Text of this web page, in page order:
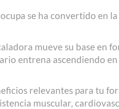
se ha convertido en
mueve su base en
entrena ascendiendo
relevantes para tu
muscular,